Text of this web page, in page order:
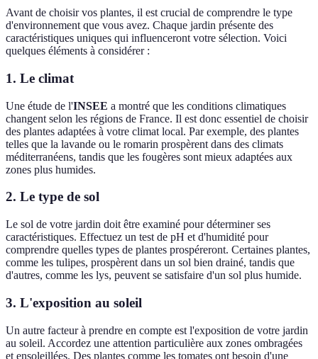
Avant de choisir vos plantes, il est crucial de comprendre le type
d'environnement que vous avez. Chaque jardin présente des
caractéristiques uniques qui influenceront votre sélection. Voici
quelques éléments à considérer :
1. Le climat
Une étude de l'INSEE a montré que les conditions climatiques
changent selon les régions de France. Il est donc essentiel de choisir
des plantes adaptées à votre climat local. Par exemple, des plantes
telles que la lavande ou le romarin prospèrent dans des climats
méditerranéens, tandis que les fougères sont mieux adaptées aux
zones plus humides.
2. Le type de sol
Le sol de votre jardin doit être examiné pour déterminer ses
caractéristiques. Effectuez un test de pH et d'humidité pour
comprendre quelles types de plantes prospéreront. Certaines plantes,
comme les tulipes, prospèrent dans un sol bien drainé, tandis que
d'autres, comme les lys, peuvent se satisfaire d'un sol plus humide.
3. L'exposition au soleil
Un autre facteur à prendre en compte est l'exposition de votre jardin
au soleil. Accordez une attention particulière aux zones ombragées
et ensoleillées. Des plantes comme les tomates ont besoin d'une